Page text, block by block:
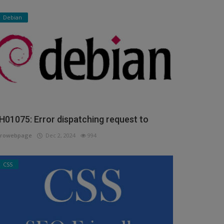
Debian
Error dispatching request to
Dec 2, 2024 994
CSS